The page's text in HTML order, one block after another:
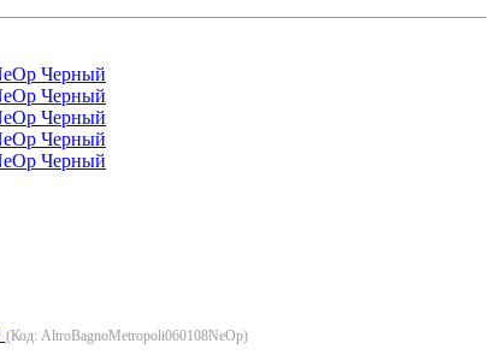
(Код: AltroBagnoMetropoli060108NeOp)